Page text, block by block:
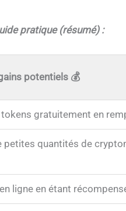
pratique (résumé) :
potentiels 💰
gratuitement en
petites quantités de
ligne en étant